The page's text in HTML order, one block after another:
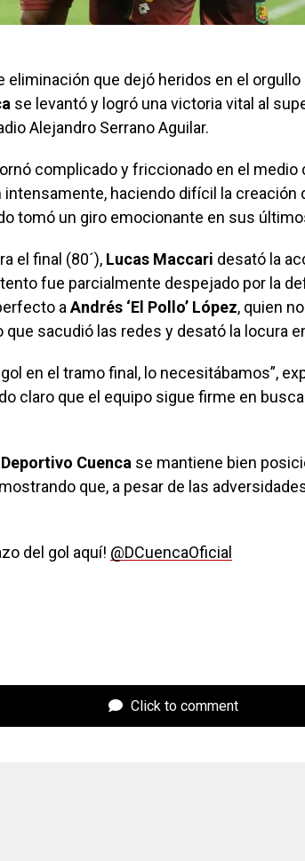
eliminación que dejó heridos en el
se levantó y logró una victoria vital al
Alejandro Serrano Aguilar.
complicado y friccionado en el medio
haciendo difícil la creación
tomó un giro emocionante en sus
el final (80´), Lucas Maccari desató la
fue parcialmente despejado por la
a Andrés ‘El Pollo’ López, quien
sacudió las redes y desató la locura
en el tramo final, lo necesitábamos”,
claro que el equipo sigue firme en
Deportivo Cuenca se mantiene bien
que, a pesar de las
del gol aquí! @DCuencaOficial
Click to comment